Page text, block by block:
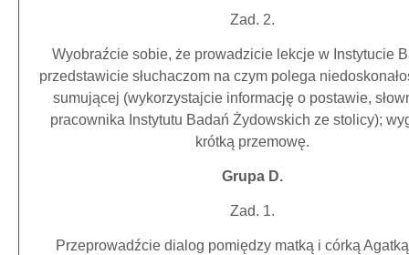
Zad. 2.
Wyobraźcie sobie, że prowadzicie lekcje w Instytucie
przedstawicie słuchaczom na czym polega
sumującej (wykorzystajcie informację o postawie,
pracownika Instytutu Badań Żydowskich ze stolicy);
krótką przemowę.
Grupa D.
Zad. 1.
Przeprowadźcie dialog pomiędzy matką i córką